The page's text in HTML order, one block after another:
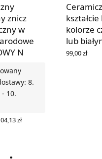
znicz
w
N
8.
10.
złZakres
kolorze
lub
99,00zł